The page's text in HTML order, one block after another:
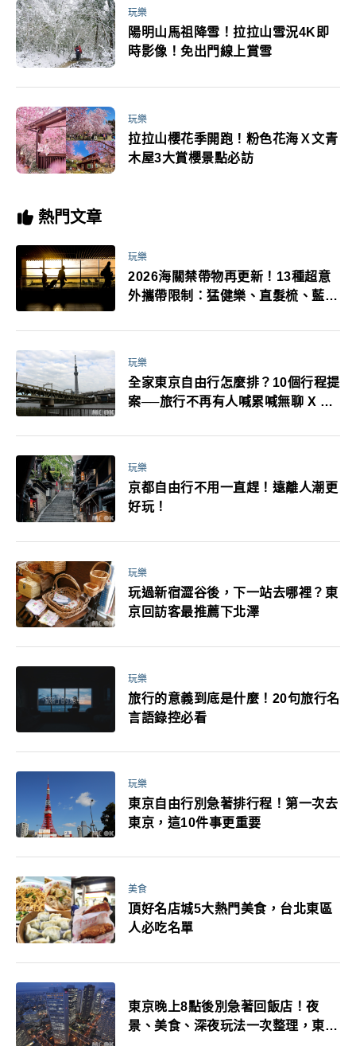
玩樂
陽明山馬祖降雪！拉拉山雪況4K即
時影像！免出門線上賞雪
玩樂
拉拉山櫻花季開跑！粉色花海Ｘ文青
木屋3大賞櫻景點必訪
熱門文章
玩樂
2026海關禁帶物再更新！13種超意
外攜帶限制：猛健樂、直髮梳、藍牙
萬！注意事項一次看！
玩樂
全家東京自由行怎麼排？10個行程提
案──旅行不再有人喊累喊無聊 X 爸
玩樂
京都自由行不用一直趕！遠離人潮更
好玩！
玩樂
玩過新宿澀谷後，下一站去哪裡？東
京回訪客最推薦下北澤
玩樂
旅行的意義到底是什麼！20句旅行名
言語錄控必看
玩樂
東京自由行別急著排行程！第一次去
東京，這10件事更重要
美食
頂好名店城5大熱門美食，台北東區
人必吃名單
東京晚上8點後別急著回飯店！夜
景、美食、深夜玩法一次整理，東京